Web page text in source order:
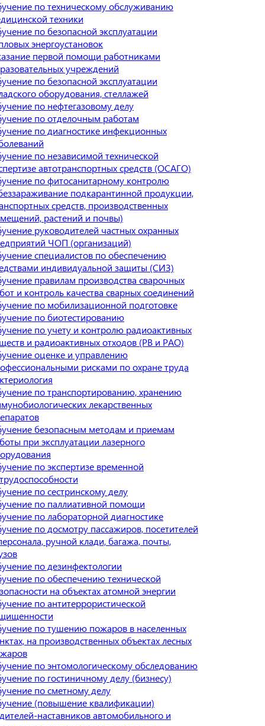
по техническому обслуживанию
техники
по безопасной эксплуатации
энергоустановок
первой помощи работниками
учреждений
по безопасной эксплуатации
оборудования, стеллажей
по нефтегазовому делу
по отделочным работам
по диагностике инфекционных
по независимой технической
автотранспортных средств (ОСАГО)
по фитосанитарному контролю
подкарантинной продукции,
средств, производственных
растений и почвы)
руководителей частных охранных
ЧОП (организаций)
специалистов по обеспечению
индивидуальной защиты (СИЗ)
правилам производства сварочных
и контроль качества сварных соединений
по мобилизационной подготовке
по биотестированию
по учету и контролю радиоактивных
и радиоактивных отходов (РВ и РАО)
оценке и управлению
рисками по охране труда
по транспортированию, хранению
лекарственных
безопасным методам и приемам
при эксплуатации лазерного
по экспертизе временной
по сестринскому делу
по паллиативной помощи
по лабораторной диагностике
по досмотру пассажиров, посетителей
ручной клади, багажа, почты,
по дезинфектологии
по обеспечению технической
на объектах атомной энергии
по антитеррористической
по тушению пожаров в населенных
на производственных объектах лесных
по энтомологическому обследованию
по гостиничному делу (бизнесу)
по сметному делу
(повышение квалификации)
наставников автомобильного и